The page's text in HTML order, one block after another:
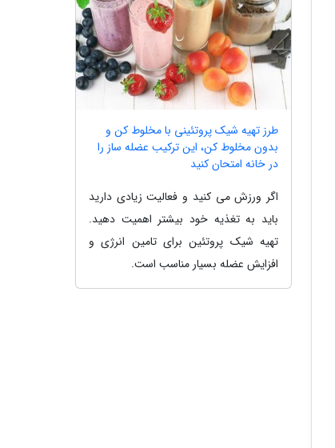
طرز تهیه شیک پروتئینی با مخلوط کن و
بدون مخلوط کن، این ترکیب عضله ساز را
در خانه امتحان کنید
اگر ورزش می کنید و فعالیت زیادی دارید
باید به تغذیه خود بیشتر اهمیت دهید.
تهیه شیک پروتئین برای تامین انرژی و
افزایش عضله بسیار مناسب است.